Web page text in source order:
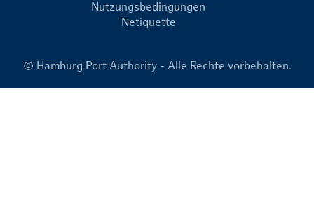
Nutzungsbedingungen
Netiquette
© Hamburg Port Authority - Alle Rechte vorbehalten.